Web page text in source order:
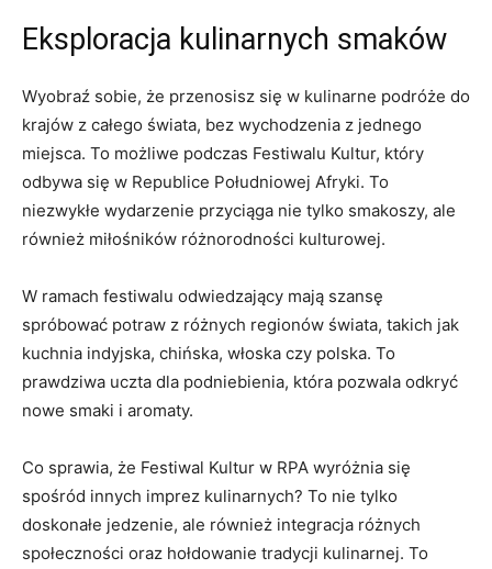
Eksploracja kulinarnych smaków
Wyobraź sobie, że przenosisz się w kulinarne⁢ podróże do
krajów z całego świata,​ bez wychodzenia⁤ z jednego
miejsca.‌ To możliwe podczas Festiwalu ​Kultur,​ który
odbywa⁢ się ‌w Republice Południowej Afryki. To
niezwykłe wydarzenie przyciąga ‌nie tylko smakoszy,​ ale
również miłośników ⁢różnorodności⁤ kulturowej.
W ramach festiwalu odwiedzający mają szansę
spróbować potraw ​z różnych ‌regionów świata, ⁢takich ⁣jak‍
kuchnia indyjska, chińska, włoska czy⁣ polska. To​
prawdziwa ⁤uczta dla⁣ podniebienia, która pozwala⁣ odkryć
‌nowe ‍smaki i aromaty.
Co sprawia, że Festiwal⁢ Kultur‌ w RPA⁤ wyróżnia się
spośród ⁣innych imprez kulinarnych? To nie ‌tylko‌
doskonałe jedzenie, ale ⁣również​ integracja różnych‌
społeczności oraz hołdowanie⁣ tradycji​ kulinarnej. To